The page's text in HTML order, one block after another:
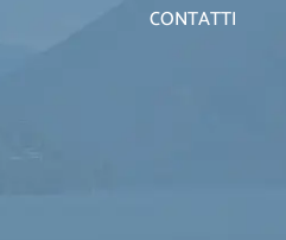
CONTATTI